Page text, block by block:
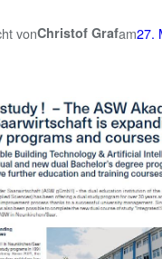
vonChristof Grafam27.